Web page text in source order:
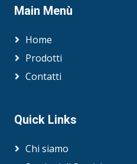
Main Menù
Home
Prodotti
Contatti
Quick Links
Chi siamo